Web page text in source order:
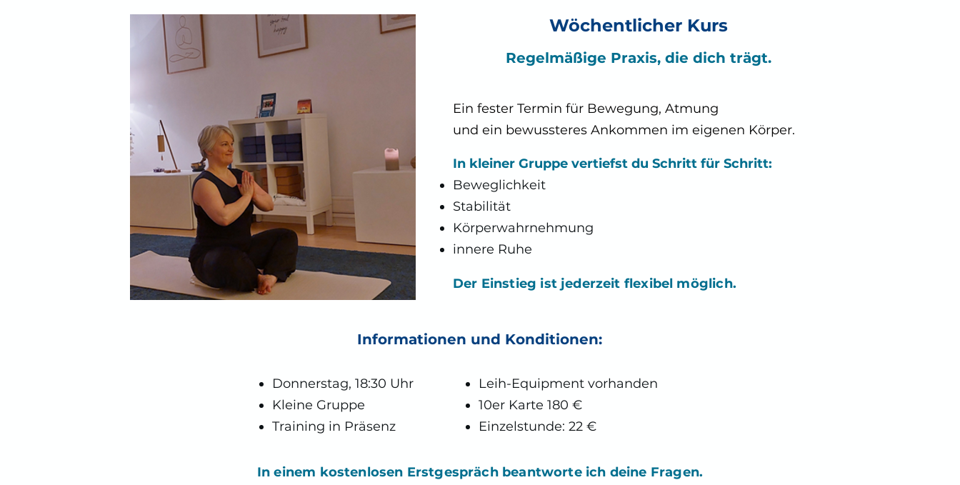
Wöchentlicher Kurs
Regelmäßige Praxis, die dich trägt.
Ein fester Termin für Bewegung, Atmung
und ein bewussteres Ankommen im eigenen Körper.
In kleiner Gruppe vertiefst du Schritt für Schritt:
Beweglichkeit
Stabilität
Körperwahrnehmung
innere Ruhe
Der Einstieg ist jederzeit flexibel möglich.
Informationen und Konditionen:
Donnerstag, 18:30 Uhr
Kleine Gruppe
Training in Präsenz
Leih-Equipment vorhanden
10er Karte 180 €
Einzelstunde: 22 €
In einem kostenlosen Erstgespräch beantworte ich deine Fragen.